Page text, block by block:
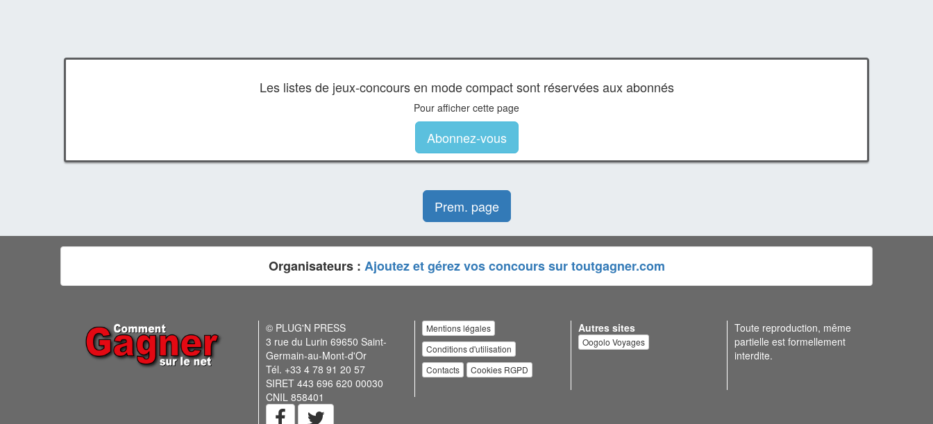
Les listes de jeux-concours en mode compact sont réservées aux abonnés
Pour afficher cette page
Abonnez-vous
Prem. page
Organisateurs : Ajoutez et gérez vos concours sur toutgagner.com
© PLUG'N PRESS
3 rue du Lurin 69650 Saint-
Germain-au-Mont-d'Or
Tél. +33 4 78 91 20 57
SIRET 443 696 620 00030
CNIL 858401
Mentions légales
Conditions d'utilisation
Contacts
Cookies RGPD
Autres sites
Oogolo Voyages
Toute reproduction, même
partielle est formellement
interdite.